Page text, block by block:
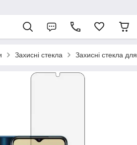
Захисні стекла Захисні стекла